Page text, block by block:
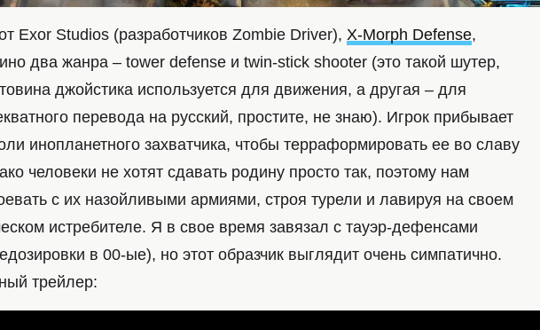
Exor Studios (разработчиков Zombie Driver), X-Morph Defense,
два жанра – tower defense и twin-stick shooter (это такой шутер,
джойстика используется для движения, а другая – для
перевода на русский, простите, не знаю). Игрок прибывает
инопланетного захватчика, чтобы терраформировать ее во славу
человеки не хотят сдавать родину просто так, поэтому нам
с их назойливыми армиями, строя турели и лавируя на своем
истребителе. Я в свое время завязал с тауэр-дефенсами
в 00-ые), но этот образчик выглядит очень симпатично.
трейлер: